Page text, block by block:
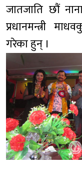
जातजाति छौं
प्रधानमन्त्री
गरेका हुन् ।